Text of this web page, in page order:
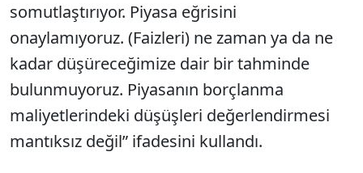
somutlaştırıyor. Piyasa eğrisini
onaylamıyoruz. (Faizleri) ne zaman ya da ne
kadar düşüreceğimize dair bir tahminde
bulunmuyoruz. Piyasanın borçlanma
maliyetlerindeki düşüşleri değerlendirmesi
mantıksız değil” ifadesini kullandı.